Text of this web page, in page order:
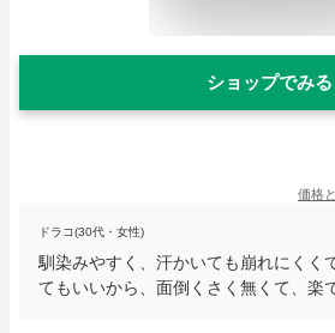
ショップでみる
価格
ドラコ(30代・女性)
馴染みやすく、汗かいても崩れにくく
てもいいから、面倒くさく無くて、楽